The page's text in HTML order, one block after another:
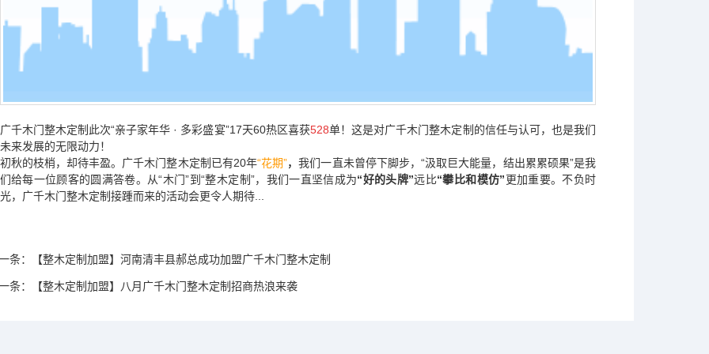
广千木门整木定制此次“亲子家年华 · 多彩盛宴”17天60热区喜获528单！这是对广千木门整木定制的信任与认可，也是我们
未来发展的无限动力！
初秋的枝梢，却待丰盈。广千木门整木定制已有20年“花期”，我们一直未曾停下脚步，“汲取巨大能量，结出累累硕果”是我
们给每一位顾客的圆满答卷。从“木门”到“整木定制”，我们一直坚信成为“好的头牌”远比“攀比和模仿”更加重要。不负时
光，广千木门整木定制接踵而来的活动会更令人期待...
条： 【整木定制加盟】河南清丰县郝总成功加盟广千木门整木定制
条： 【整木定制加盟】八月广千木门整木定制招商热浪来袭